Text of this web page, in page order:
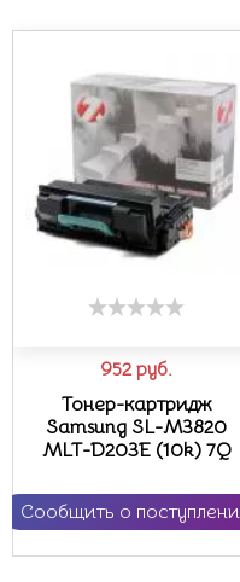
952 руб.
Тонер-картридж
Samsung SL-M3820
MLT-D203E (10k) 7Q
Сообщить о